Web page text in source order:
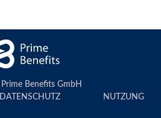
Prime Benefits GmbH
DATENSCHUTZ NUTZUNG